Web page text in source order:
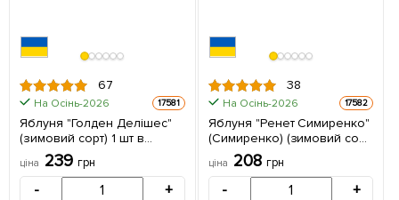
67
На Осінь-2026 17581
Яблуня "Голден Делішес"
(зимовий сорт) 1 шт в
упаковці
ціна 239 грн
- +
38
На Осінь-2026 17582
Яблуня "Ренет Симиренко"
(Симиренко) (зимовий сорт,
пізній термін дозрівання) 1
шт в упаковці
ціна 208 грн
- +